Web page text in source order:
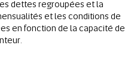
dettes regroupées et la
et les conditions de
en fonction de la capacité de